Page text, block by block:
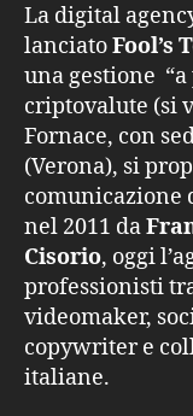
La digital
lanciatoFool’s
una gestione
criptovalute (si
Fornace, con
(Verona), si
comunicazione
nel 2011 da
Cisorio, oggi
professionisti
videomaker,
copywriter e
italiane.